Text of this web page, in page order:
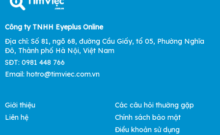
Công ty TNHH Eyeplus Online
Địa chỉ: Số 81, ngõ 68, đường Cầu Giấy, tổ 05, Phường Nghĩa
Đô, Thành phố Hà Nội, Việt Nam
SĐT: 0981 448 766
Email: hotro@timviec.com.vn
Giới thiệu
Liên hệ
Các câu hỏi thường gặp
Chính sách bảo mật
Điều khoản sử dụng